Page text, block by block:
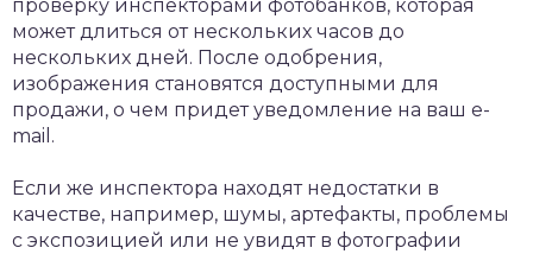
проверку инспекторами фотобанков, которая
может длиться от нескольких часов до
нескольких дней. После одобрения,
изображения становятся доступными для
продажи, о чем придет уведомление на ваш e-
mail.
Если же инспектора находят недостатки в
качестве, например, шумы, артефакты, проблемы
с экспозицией или не увидят в фотографии